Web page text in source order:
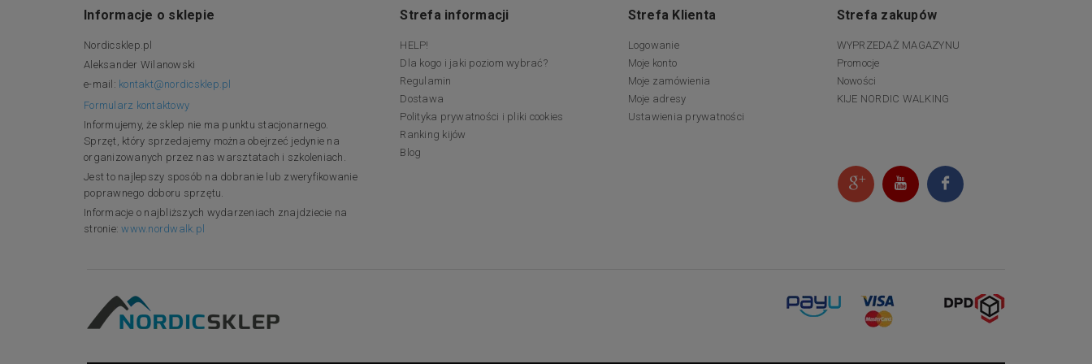
Informacje o sklepie
Nordicsklep.pl
Aleksander Wilanowski
e-mail: kontakt@nordicsklep.pl
Formularz kontaktowy
Informujemy, że sklep nie ma punktu stacjonarnego.
Sprzęt, który sprzedajemy można obejrzeć jedynie na
organizowanych przez nas warsztatach i szkoleniach.
Jest to najlepszy sposób na dobranie lub zweryfikowanie
poprawnego doboru sprzętu.
Informacje o najbliższych wydarzeniach znajdziecie na
stronie:www.nordwalk.pl
Strefa informacji
HELP!
Dla kogo i jaki poziom wybrać?
Regulamin
Dostawa
Polityka prywatności i pliki cookies
Ranking kijów
Blog
Strefa Klienta
Logowanie
Moje konto
Moje zamówienia
Moje adresy
Ustawienia prywatności
Strefa zakupów
WYPRZEDAŻ MAGAZYNU
Promocje
Nowości
KIJE NORDIC WALKING